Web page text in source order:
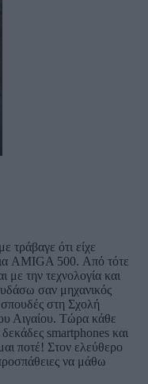
ότι είχε
AMIGA 500. Από τότε
με την τεχνολογία και
σαν μηχανικός
στη Σχολή
Αιγαίου. Τώρα κάθε
smartphones και
ποτέ! Στον ελεύθερο
να μάθω